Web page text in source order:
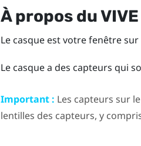
À propos du
Le casque est votre fenêtre sur
Le casque a des capteurs qui
Important : Les capteurs sur
lentilles des capteurs, y